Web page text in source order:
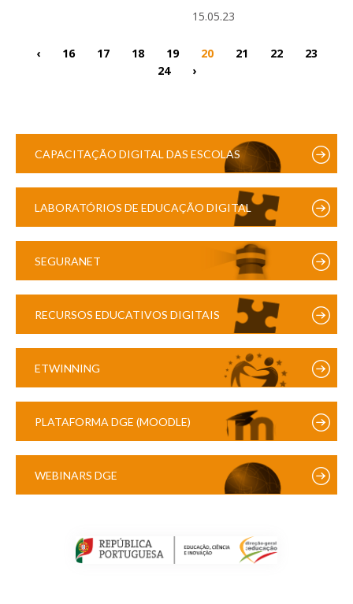
15.05.23
‹ 16 17 18 19 20 21 22
23
24
›
CAPACITAÇÃO DIGITAL DAS ESCOLAS
LABORATÓRIOS DE EDUCAÇÃO DIGITAL
SEGURANET
RECURSOS EDUCATIVOS DIGITAIS
ETWINNING
PLATAFORMA DGE (MOODLE)
WEBINARS DGE